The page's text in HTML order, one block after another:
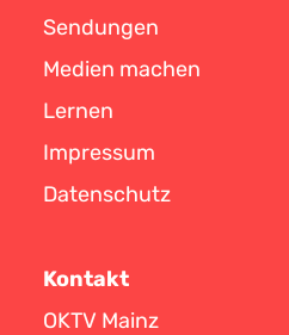
Sendungen
Medien machen
Lernen
Impressum
Datenschutz
Kontakt
OKTV Mainz